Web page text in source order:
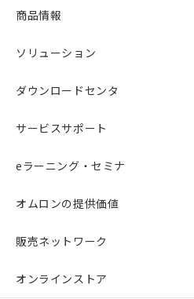
商品情報
ソリューション
ダウンロードセンタ
サービスサポート
eラーニング・セミナ
オムロンの提供価値
販売ネットワーク
オンラインストア